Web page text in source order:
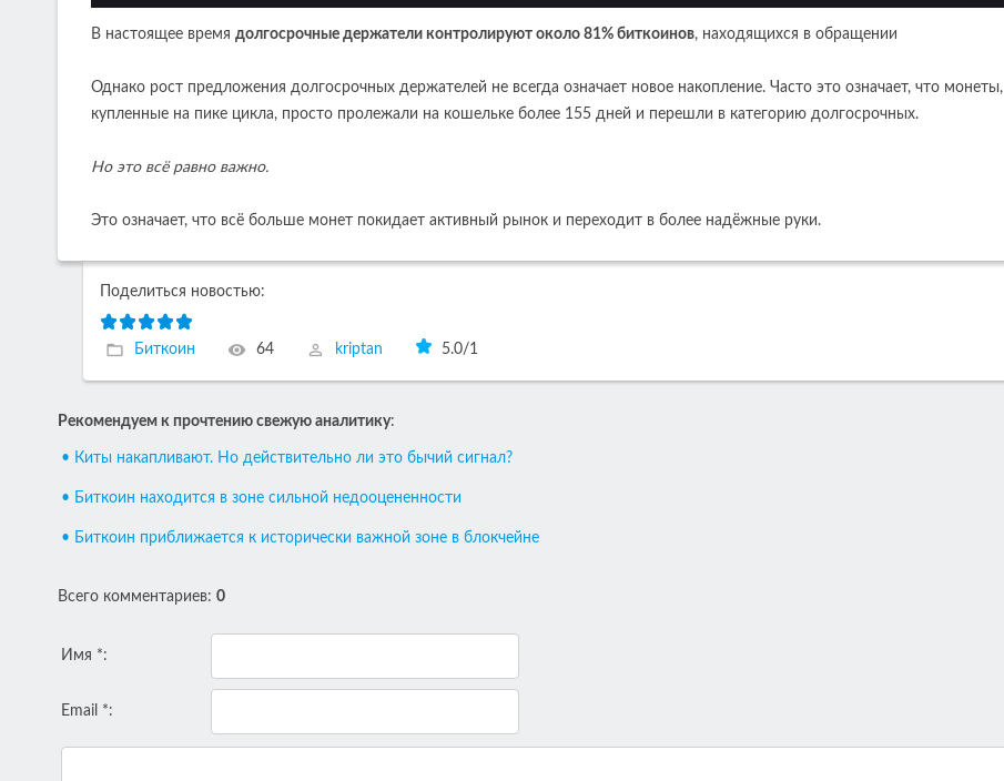
В настоящее время долгосрочные держатели контролируют около 81% биткоинов, находящихся в обращении
Однако рост предложения долгосрочных держателей не всегда означает новое накопление. Часто это означает, что монеты,
купленные на пике цикла, просто пролежали на кошельке более 155 дней и перешли в категорию долгосрочных.
Но это всё равно важно.
Это означает, что всё больше монет покидает активный рынок и переходит в более надёжные руки.
Поделиться новостью:
Биткоин 64 kriptan 5.0/1
Рекомендуем к прочтению свежую аналитику:
• Киты накапливают. Но действительно ли это бычий сигнал?
• Биткоин находится в зоне сильной недооцененности
• Биткоин приближается к исторически важной зоне в блокчейне
Всего комментариев: 0
Имя *:
Email *: